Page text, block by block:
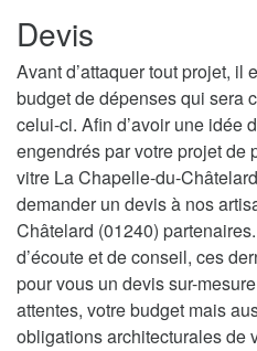
Devis
Avant d’attaquer tout projet, il
budget de dépenses qui sera
celui-ci. Afin d’avoir une idée
engendrés par votre projet de
vitre La Chapelle-du-
demander un devis à nos
Châtelard (01240)
d’écoute et de conseil, ces
pour vous un devis sur-
attentes, votre budget mais
obligations architecturales de